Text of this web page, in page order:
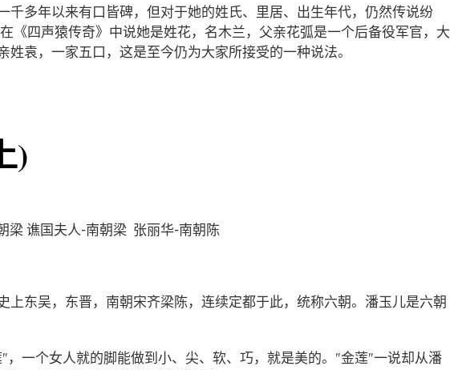
千多年以来有口皆碑，但对于她的姓氏、里居、出生年代，仍然传说纷
《四声猿传奇》中说她是姓花，名木兰，父亲花弧是一个后备役军官，大
姓袁，一家五口，这是至今仍为大家所接受的一种说法。
)
梁 谯国夫人-南朝梁 张丽华-南朝陈
上东吴，东晋，南朝宋齐梁陈，连续定都于此，统称六朝。潘玉儿是六朝
，一个女人就的脚能做到小、尖、软、巧，就是美的。"金莲"一说却从潘